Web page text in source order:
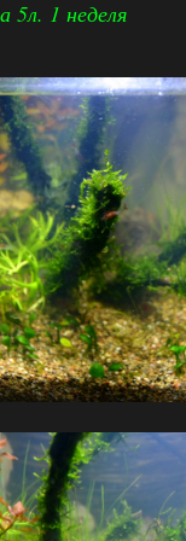
1 неделя